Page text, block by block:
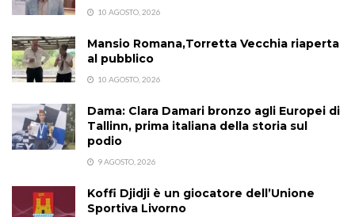
10 AGOSTO, 2026
Mansio Romana,Torretta Vecchia riaperta
al pubblico
10 AGOSTO, 2026
Dama: Clara Damari bronzo agli Europei di
Tallinn, prima italiana della storia sul
podio
9 AGOSTO, 2026
Koffi Djidji è un giocatore dell’Unione
Sportiva Livorno